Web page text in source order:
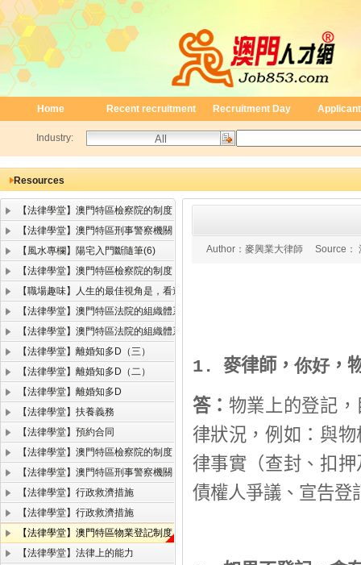
Home Recent recruitment Recruitment Day
Industry:
Resources
【法律學堂】澳門特區檢察院的制度
【法律學堂】澳門特區刑事警察機關
【風水專欄】陽宅入門斷隨筆(6)
【法律學堂】澳門特區檢察院的制度
【職場趣味】人生的最佳視角是，看遠顧近
【法律學堂】澳門特區法院的組織體系（二）
【法律學堂】澳門特區法院的組織體系（一）
【法律學堂】離婚知多D（三）
【法律學堂】離婚知多D（二）
【法律學堂】離婚知多D
【法律學堂】扶養義務
【法律學堂】預約合同
【法律學堂】澳門特區檢察院的制度
【法律學堂】澳門特區刑事警察機關
【法律學堂】行政救濟措施
【法律學堂】行政救濟措施
【法律學堂】澳門特區物業登記制度
【法律學堂】法律上的能力
Author： 麥興業大律師 Source：
1. 麥律師， 你好，
答： 物業上的登記
律狀況，例如：與
律事實（查封 、 扣
債權人爭議、 宣告登